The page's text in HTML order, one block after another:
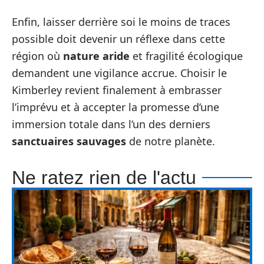
Enfin, laisser derrière soi le moins de traces
possible doit devenir un réflexe dans cette
région où nature aride et fragilité écologique
demandent une vigilance accrue. Choisir le
Kimberley revient finalement à embrasser
l’imprévu et à accepter la promesse d’une
immersion totale dans l’un des derniers
sanctuaires sauvages de notre planète.
Ne ratez rien de l'actu